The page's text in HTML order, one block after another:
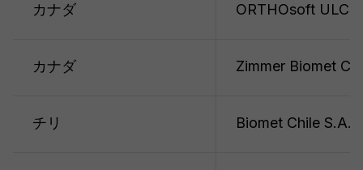
カナダ ORTHOsoft ULC
カナダ Zimmer Biomet
チリ Biomet Chile S.A.